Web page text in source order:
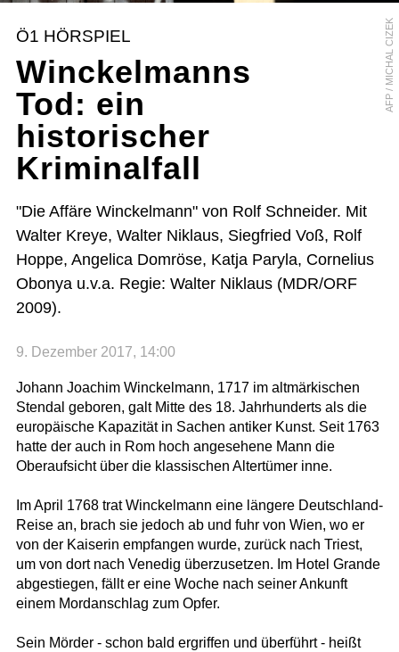
AFP / MICHAL CIZEK
Ö1 HÖRSPIEL
Winckelmanns
Tod: ein
historischer
Kriminalfall
"Die Affäre Winckelmann" von Rolf Schneider. Mit
Walter Kreye, Walter Niklaus, Siegfried Voß, Rolf
Hoppe, Angelica Domröse, Katja Paryla, Cornelius
Obonya u.v.a. Regie: Walter Niklaus (MDR/ORF
2009).
9. Dezember 2017, 14:00
Johann Joachim Winckelmann, 1717 im altmärkischen
Stendal geboren, galt Mitte des 18. Jahrhunderts als die
europäische Kapazität in Sachen antiker Kunst. Seit 1763
hatte der auch in Rom hoch angesehene Mann die
Oberaufsicht über die klassischen Altertümer inne.
Im April 1768 trat Winckelmann eine längere Deutschland-
Reise an, brach sie jedoch ab und fuhr von Wien, wo er
von der Kaiserin empfangen wurde, zurück nach Triest,
um von dort nach Venedig überzusetzen. Im Hotel Grande
abgestiegen, fällt er eine Woche nach seiner Ankunft
einem Mordanschlag zum Opfer.
Sein Mörder - schon bald ergriffen und überführt - heißt